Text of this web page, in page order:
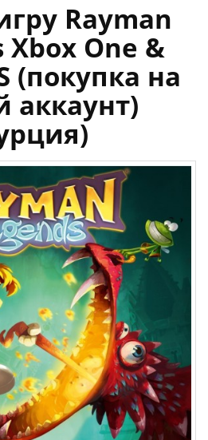
Rayman
Xbox One &
(покупка на
аккаунт)